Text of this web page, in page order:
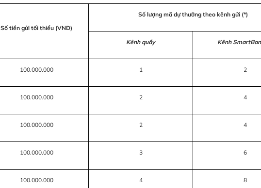
Số tiền gửi tối thiểu (VND)
Số lượng mã dự thưởng theo kênh gửi (*)
Kênh quầy Kênh
100.000.000 1 2
100.000.000 2 4
100.000.000 2 4
100.000.000 3 6
100.000.000 4 8